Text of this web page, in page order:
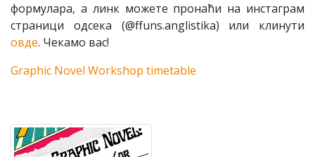
формулара, а линк можете пронаћи на инстаграм
страници одсека (@ffuns.anglistika) или клинути
овде. Чекамо вас!
Graphic Novel Workshop timetable